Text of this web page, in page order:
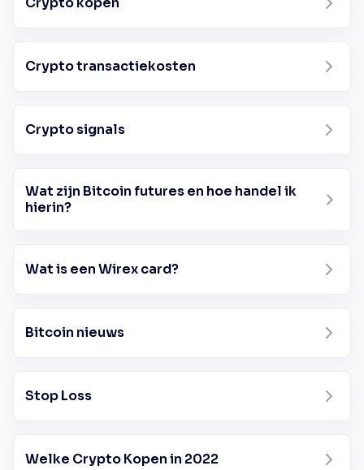
Crypto transactiekosten
Crypto signals
Wat zijn Bitcoin futures en hoe handel ik
hierin?
Wat is een Wirex card?
Bitcoin nieuws
Stop Loss
Welke Crypto Kopen in 2022